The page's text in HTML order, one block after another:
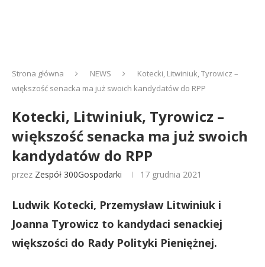
Strona główna NEWS
Kotecki, Litwiniuk, Tyrowicz –
większość senacka ma już swoich kandydatów do RPP
Kotecki, Litwiniuk, Tyrowicz –
większość senacka ma już swoich
kandydatów do RPP
przez Zespół 300Gospodarki 17 grudnia 2021
Ludwik Kotecki, Przemysław Litwiniuk i
Joanna Tyrowicz to kandydaci senackiej
większości do Rady Polityki Pieniężnej.